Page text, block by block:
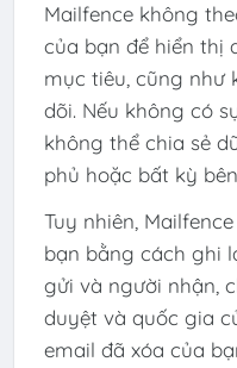
Mailfence không
của bạn để hiển thị
mục tiêu, cũng như
dõi. Nếu không có
không thể chia sẻ
phủ hoặc bất kỳ
Tuy nhiên,
bạn bằng cách ghi
gửi và người nhận,
duyệt và quốc gia
email đã xóa của